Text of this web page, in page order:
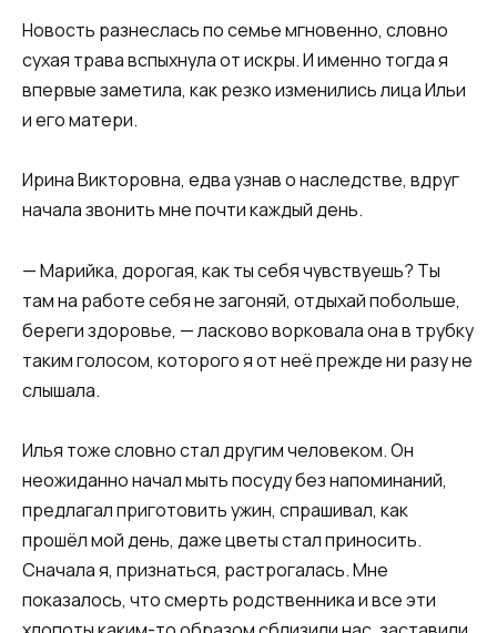
Новость разнеслась по семье мгновенно, словно
сухая трава вспыхнула от искры. И именно тогда я
впервые заметила, как резко изменились лица Ильи
и его матери.
Ирина Викторовна, едва узнав о наследстве, вдруг
начала звонить мне почти каждый день.
— Марийка, дорогая, как ты себя чувствуешь? Ты
там на работе себя не загоняй, отдыхай побольше,
береги здоровье, — ласково ворковала она в трубку
таким голосом, которого я от неё прежде ни разу не
слышала.
Илья тоже словно стал другим человеком. Он
неожиданно начал мыть посуду без напоминаний,
предлагал приготовить ужин, спрашивал, как
прошёл мой день, даже цветы стал приносить.
Сначала я, признаться, растрогалась. Мне
показалось, что смерть родственника и все эти